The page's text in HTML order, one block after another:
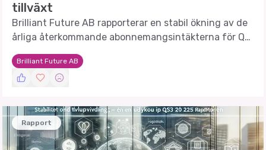
tillväxt
Brilliant Future AB rapporterar en stabil ökning av de
årliga återkommande abonnemangsintäkterna för Q4
2025, vilket indikerar en fortsatt positiv utveckling.
Brilliant Future AB
Rapport